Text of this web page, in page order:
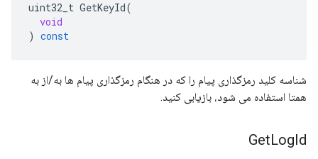
uint32_t GetKeyId(
void
) const
شناسه کلید رمزگذاری پیام را که در هنگام رمزگذاری پیام ها به/از به
همتا استفاده می شود، بازیابی کنید.
GetLogId